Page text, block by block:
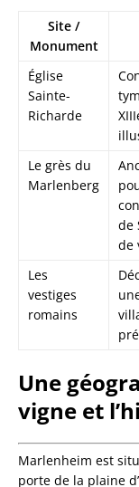
Site /
Monument
Église
Sainte-
Richarde
Le grès du
Marlenberg
de
de
Les
vestiges
romains
Une
vigne et
Marlenheim est
porte de la plaine